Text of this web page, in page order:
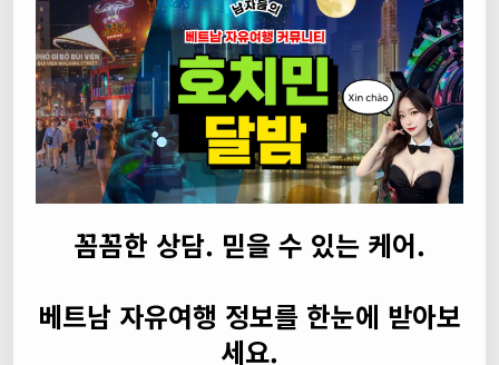
꼼꼼한 상담. 믿을 수 있는 케어.
베트남 자유여행 정보를 한눈에 받아보
세요.